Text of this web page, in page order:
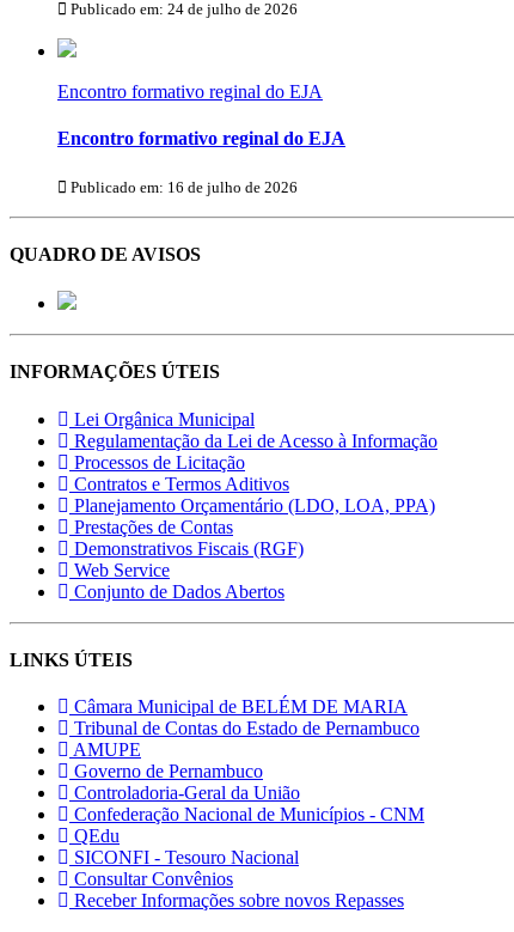
Publicado em: 24 de julho de 2026
Encontro formativo reginal do EJA
Encontro formativo reginal do EJA
Publicado em: 16 de julho de 2026
QUADRO DE AVISOS
INFORMAÇÕES ÚTEIS
Lei Orgânica Municipal
Regulamentação da Lei de Acesso à Informação
Processos de Licitação
Contratos e Termos Aditivos
Planejamento Orçamentário (LDO, LOA, PPA)
Prestações de Contas
Demonstrativos Fiscais (RGF)
Web Service
Conjunto de Dados Abertos
LINKS ÚTEIS
Câmara Municipal de BELÉM DE MARIA
Tribunal de Contas do Estado de Pernambuco
AMUPE
Governo de Pernambuco
Controladoria-Geral da União
Confederação Nacional de Municípios - CNM
QEdu
SICONFI - Tesouro Nacional
Consultar Convênios
Receber Informações sobre novos Repasses